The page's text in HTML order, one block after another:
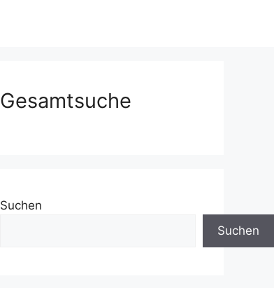
Gesamtsuche
Suchen
Suchen